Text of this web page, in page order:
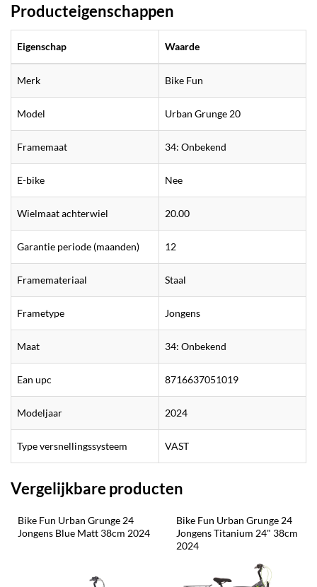
Producteigenschappen
Eigenschap Waarde
Merk Bike Fun
Model Urban Grunge 20
Framemaat 34: Onbekend
E-bike Nee
Wielmaat achterwiel 20.00
Garantie periode (maanden) 12
Framemateriaal Staal
Frametype Jongens
Maat 34: Onbekend
Ean upc 8716637051019
Modeljaar 2024
Type versnellingssysteem VAST
Vergelijkbare producten
Bike Fun Urban Grunge 24
Jongens Blue Matt 38cm 2024
Bike Fun Urban Grunge 24
Jongens Titanium 24" 38cm
2024